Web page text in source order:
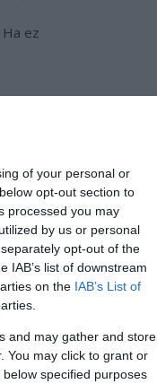
of your personal or
opt-out section to
processed you may
by us or personal
opt-out of the
IAB’s list of downstream
on the IAB’s List of
and may gather and store
You may click to grant or
specified purposes
ez
is